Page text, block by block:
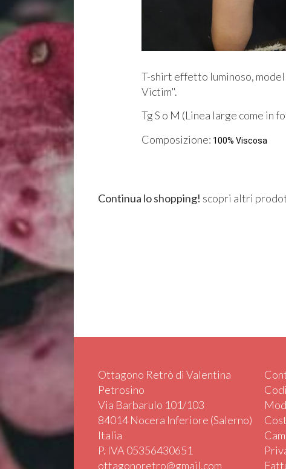
T-shirt effetto luminoso,
Victim".
Tg S o M (Linea large come in
Composizione: 100% Viscosa
Continua lo shopping! scopri altri
Ottagono Retrò di Valentina
Petrosino
Via Barbarulo 101/103
84014 Nocera Inferiore (Salerno)
Italia
P. IVA 05356430651
ottagonoretro@gmail.com